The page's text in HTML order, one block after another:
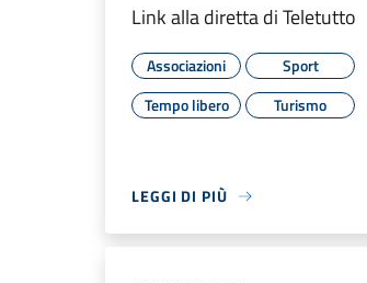
Link alla diretta di Teletutto
Associazioni
Sport
Tempo libero
Turismo
LEGGI DI PIÙ